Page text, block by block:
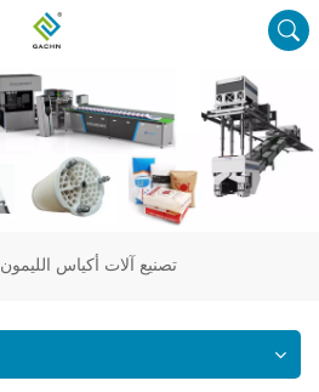
تصنيع آلات أكياس الليمون